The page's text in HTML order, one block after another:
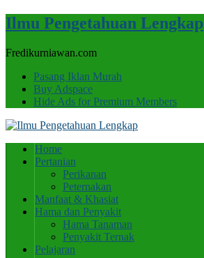
Ilmu Pengetahuan Lengkap
Fredikurniawan.com
Pasang Iklan Murah
Buy Adspace
Hide Ads for Premium Members
Home
Pertanian
Perikanan
Peternakan
Manfaat & Khasiat
Hama dan Penyakit
Hama Tanaman
Penyakit Ternak
Pelajaran